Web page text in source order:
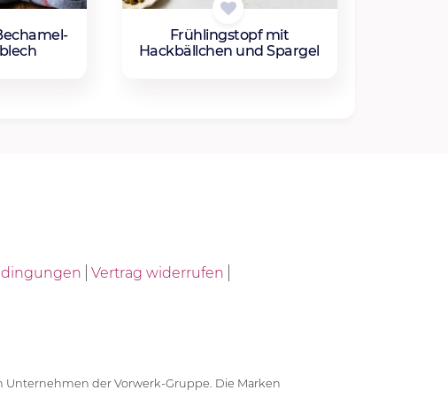
Frühlingstopf mit
Hackbällchen und Spargel
Vertrag widerrufen
Unternehmen der Vorwerk-Gruppe. Die Marken